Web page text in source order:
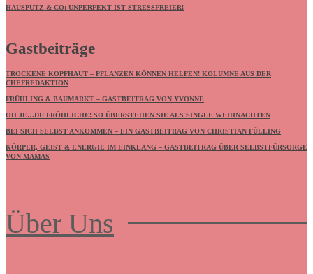
HAUSPUTZ & CO: UNPERFEKT IST STRESSFREIER!
Gastbeiträge
TROCKENE KOPFHAUT – PFLANZEN KÖNNEN HELFEN! KOLUMNE AUS DER
CHEFREDAKTION
FRÜHLING & BAUMARKT – GASTBEITRAG VON YVONNE
OH JE…DU FRÖHLICHE! SO ÜBERSTEHEN SIE ALS SINGLE WEIHNACHTEN
BEI SICH SELBST ANKOMMEN – EIN GASTBEITRAG VON CHRISTIAN FÜLLING
KÖRPER, GEIST & ENERGIE IM EINKLANG – GASTBEITRAG ÜBER SELBSTFÜRSORGE
VON MAMAS
Über Uns